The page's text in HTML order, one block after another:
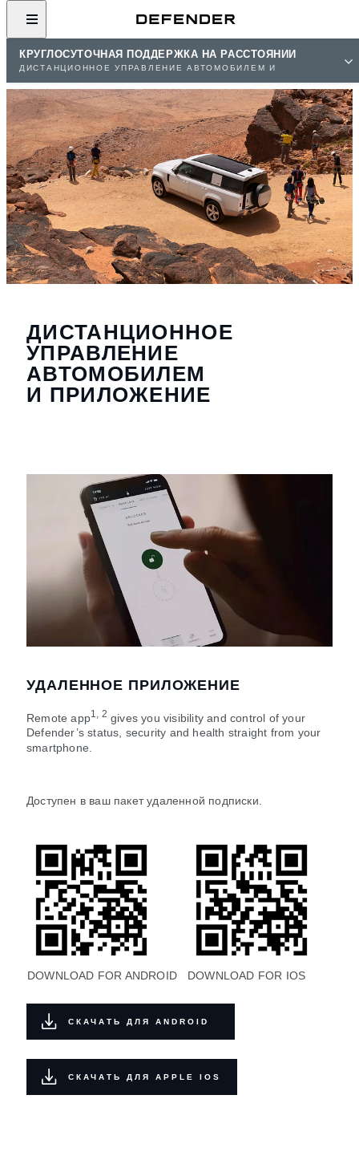
КРУГЛОСУТОЧНАЯ ПОДДЕРЖКА НА РАССТОЯНИИ
ДИСТАНЦИОННОЕ УПРАВЛЕНИЕ АВТОМОБИЛЕМ И
ДИСТАНЦИОННОЕ
УПРАВЛЕНИЕ
АВТОМОБИЛЕМ
И ПРИЛОЖЕНИЕ
УДАЛЕННОЕ ПРИЛОЖЕНИЕ
Remote app1, 2 gives you visibility and control of your
Defender’s status, security and health straight from your
smartphone.
Доступен в ваш пакет удаленной подписки.
DOWNLOAD FOR ANDROID DOWNLOAD FOR IOS
СКАЧАТЬ ДЛЯ ANDROID
СКАЧАТЬ ДЛЯ APPLE IOS